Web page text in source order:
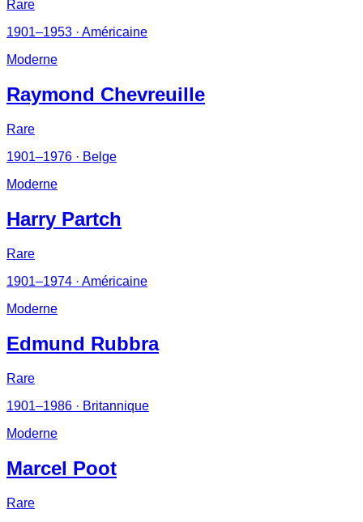
Rare
1901–1953 · Américaine
Moderne
Raymond Chevreuille
Rare
1901–1976 · Belge
Moderne
Harry Partch
Rare
1901–1974 · Américaine
Moderne
Edmund Rubbra
Rare
1901–1986 · Britannique
Moderne
Marcel Poot
Rare